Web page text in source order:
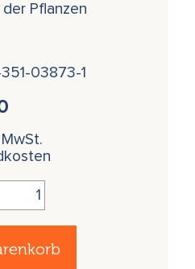
Pflanzen
03873-1